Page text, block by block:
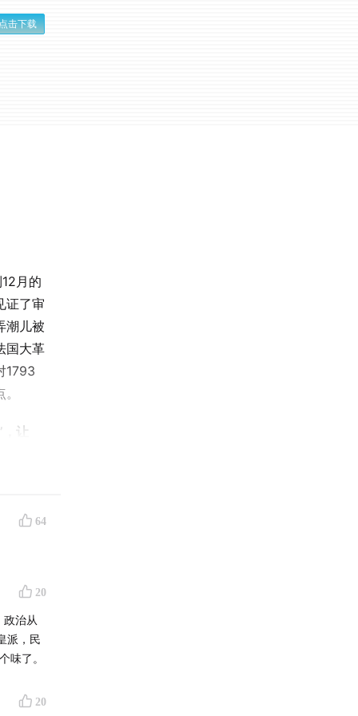
击下载
月的
证了审
潮儿被
国大革
1793
让
64
20
政治从
派，民
味了。
20